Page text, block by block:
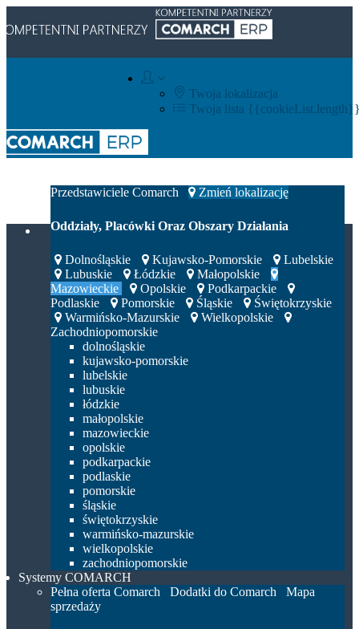
Twoja lokalizacja
Twoja lista
Przedstawiciele Comarch
Zmień lokalizację
Oddziały, Placówki Oraz Obszary Działania
Dolnośląskie Kujawsko-Pomorskie
Lubelskie
Lubuskie
Łódzkie
Małopolskie
Mazowieckie
Opolskie
Podkarpackie
Podlaskie
Pomorskie Śląskie
Świętokrzyskie
Warmińsko-Mazurskie
Wielkopolskie
Zachodniopomorskie
dolnośląskie
kujawsko-pomorskie
lubelskie
lubuskie
łódzkie
małopolskie
mazowieckie
opolskie
podkarpackie
podlaskie
pomorskie
śląskie
świętokrzyskie
warmińsko-mazurskie
wielkopolskie
zachodniopomorskie
Systemy COMARCH
Pełna oferta Comarch
Dodatki do Comarch
Mapa
sprzedaży